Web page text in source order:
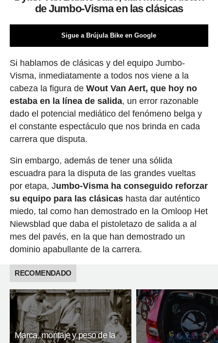
de Jumbo-Visma en las clásicas
Sigue a Brújula Bike en Google
Si hablamos de clásicas y del equipo Jumbo-
Visma, inmediatamente a todos nos viene a la
cabeza la figura de Wout Van Aert, que hoy no
estaba en la línea de salida, un error razonable
dado el potencial mediático del fenómeno belga y
el constante espectáculo que nos brinda en cada
carrera que disputa.
Sin embargo, además de tener una sólida
escuadra para la disputa de las grandes vueltas
por etapa, Jumbo-Visma ha conseguido reforzar
su equipo para las clásicashasta dar auténtico
miedo, tal como han demostrado en la Omloop Het
Niewsblad que daba el pistoletazo de salida a al
mes del pavés, en la que han demostrado un
dominio apabullante de la carrera.
RECOMENDADO
Marca, montaje y peso de la